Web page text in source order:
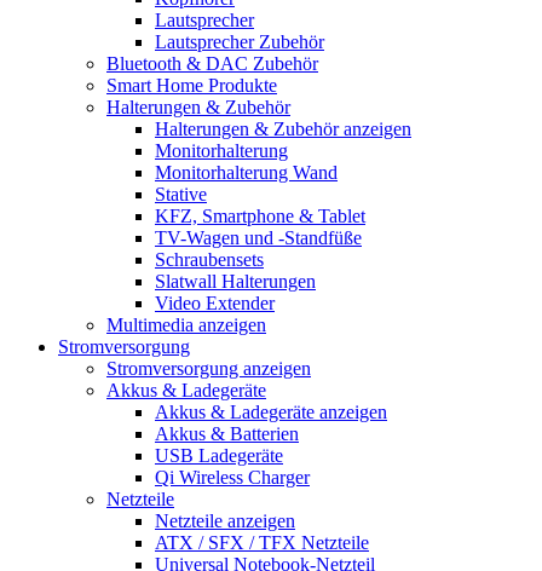
Lautsprecher
Lautsprecher Zubehör
Bluetooth & DAC Zubehör
Smart Home Produkte
Halterungen & Zubehör
Halterungen & Zubehör anzeigen
Monitorhalterung
Monitorhalterung Wand
Stative
KFZ, Smartphone & Tablet
TV-Wagen und -Standfüße
Schraubensets
Slatwall Halterungen
Video Extender
Multimedia anzeigen
Stromversorgung
Stromversorgung anzeigen
Akkus & Ladegeräte
Akkus & Ladegeräte anzeigen
Akkus & Batterien
USB Ladegeräte
Qi Wireless Charger
Netzteile
Netzteile anzeigen
ATX / SFX / TFX Netzteile
Universal Notebook-Netzteil